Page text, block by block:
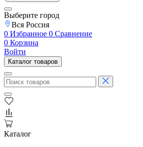
Выберите город
Вся Россия
0 Избранное 0 Сравнение
0 Корзина
Войти
Каталог товаров
Каталог